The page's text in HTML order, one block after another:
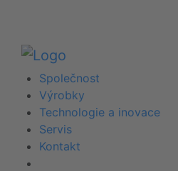
Společnost
Výrobky
Technologie a inovace
Servis
Kontakt